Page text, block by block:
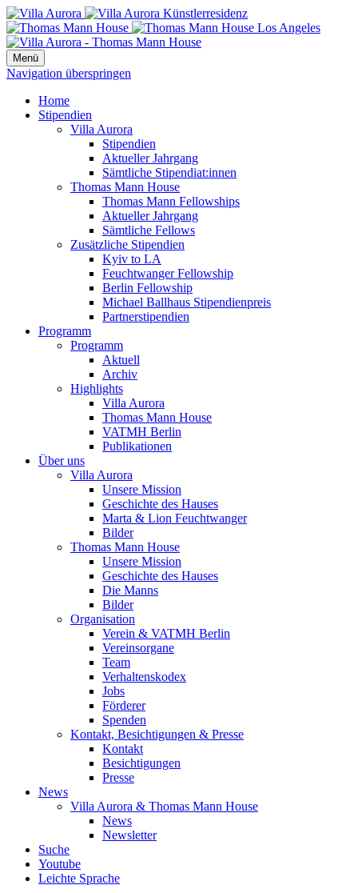
Menü
Navigation überspringen
Home
Stipendien
Villa Aurora
Stipendien
Aktueller Jahrgang
Sämtliche Stipendiat:innen
Thomas Mann House
Thomas Mann Fellowships
Aktueller Jahrgang
Sämtliche Fellows
Zusätzliche Stipendien
Kyiv to LA
Feuchtwanger Fellowship
Berlin Fellowship
Michael Ballhaus Stipendienpreis
Partnerstipendien
Programm
Programm
Aktuell
Archiv
Highlights
Villa Aurora
Thomas Mann House
VATMH Berlin
Publikationen
Über uns
Villa Aurora
Unsere Mission
Geschichte des Hauses
Marta & Lion Feuchtwanger
Bilder
Thomas Mann House
Unsere Mission
Geschichte des Hauses
Die Manns
Bilder
Organisation
Verein & VATMH Berlin
Vereinsorgane
Team
Verhaltenskodex
Jobs
Förderer
Spenden
Kontakt, Besichtigungen & Presse
Kontakt
Besichtigungen
Presse
News
Villa Aurora & Thomas Mann House
News
Newsletter
Suche
Youtube
Leichte Sprache